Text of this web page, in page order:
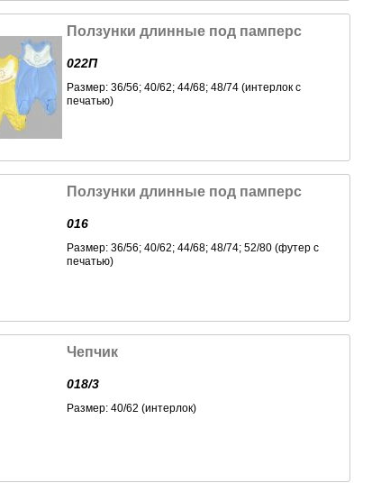
Ползунки длинные под памперс
022П
Размер: 36/56; 40/62; 44/68; 48/74 (интерлок с
печатью)
Ползунки длинные под памперс
016
Размер: 36/56; 40/62; 44/68; 48/74; 52/80 (футер с
печатью)
Чепчик
018/3
Размер: 40/62 (интерлок)